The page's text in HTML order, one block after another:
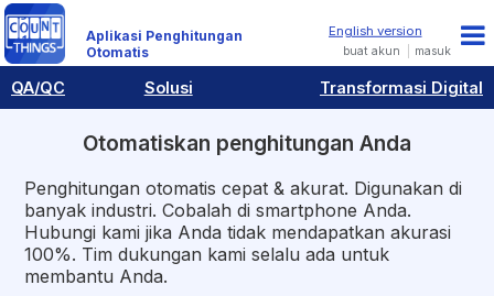
Aplikasi Penghitungan
Otomatis
buat akun masuk
QA/QC Solusi Transformasi Digital
Otomatiskan penghitungan Anda
Penghitungan otomatis cepat & akurat. Digunakan di
banyak industri. Cobalah di smartphone Anda.
Hubungi kami jika Anda tidak mendapatkan akurasi
100%. Tim dukungan kami selalu ada untuk
membantu Anda.